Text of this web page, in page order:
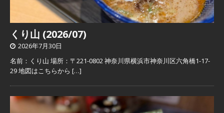
くり山 (2026/07)
2026年7月30日
名前：くり山 場所：〒221-0802 神奈川県横浜市神奈川区六角橋1-17-
29 地図はこちらから […]